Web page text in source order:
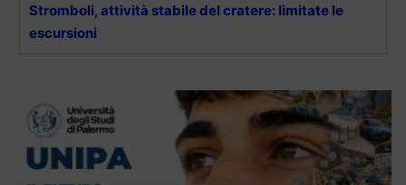
Stromboli, attività stabile del cratere: limitate le
escursioni